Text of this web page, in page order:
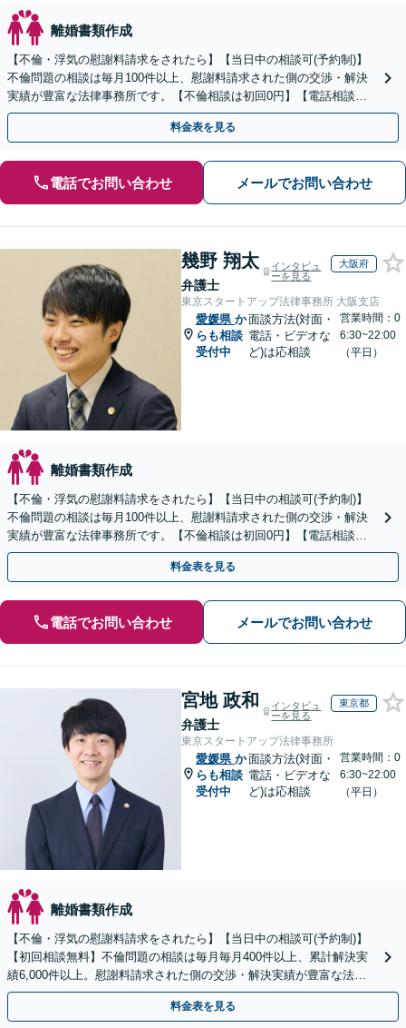
離婚書類作成
【不倫・浮気の慰謝料請求をされたら】【当日中の相談可(予約制)】
不倫問題の相談は毎月100件以上、慰謝料請求された側の交渉・解決
実績が豊富な法律事務所です。【不倫相談は初回0円】【電話相談で
ご契約まで対応可/来所不要】
料金表を見る
電話でお問い合わせ メールでお問い合わせ
幾野 翔太
弁護士
インタビュ
ーを見る
大阪府
東京スタートアップ法律事務所 大阪支店
愛媛県 か
らも相談
受付中
面談方法(対面・
電話・ビデオな
ど)は応相談
営業時間：0
6:30~22:00
（平日）
離婚書類作成
【不倫・浮気の慰謝料請求をされたら】【当日中の相談可(予約制)】
不倫問題の相談は毎月100件以上、慰謝料請求された側の交渉・解決
実績が豊富な法律事務所です。【不倫相談は初回0円】【電話相談で
ご契約まで対応可/来所不要】
料金表を見る
電話でお問い合わせ メールでお問い合わせ
宮地 政和
弁護士
インタビュ
ーを見る
東京都
東京スタートアップ法律事務所
愛媛県 か
らも相談
受付中
面談方法(対面・
電話・ビデオな
ど)は応相談
営業時間：0
6:30~22:00
（平日）
離婚書類作成
【不倫・浮気の慰謝料請求をされたら】【当日中の相談可(予約制)】
【初回相談無料】不倫問題の相談は毎月毎月400件以上、累計解決実
績6,000件以上。慰謝料請求された側の交渉・解決実績が豊富な法律
事務所です。
料金表を見る